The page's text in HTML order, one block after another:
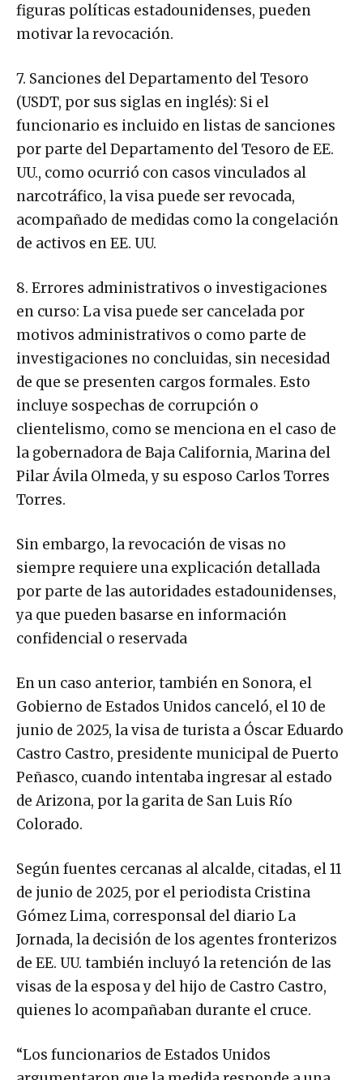
figuras políticas estadounidenses, pueden
motivar la revocación.
7. Sanciones del Departamento del Tesoro
(USDT, por sus siglas en inglés): Si el
funcionario es incluido en listas de sanciones
por parte del Departamento del Tesoro de EE.
UU., como ocurrió con casos vinculados al
narcotráfico, la visa puede ser revocada,
acompañado de medidas como la congelación
de activos en EE. UU.
8. Errores administrativos o investigaciones
en curso: La visa puede ser cancelada por
motivos administrativos o como parte de
investigaciones no concluidas, sin necesidad
de que se presenten cargos formales. Esto
incluye sospechas de corrupción o
clientelismo, como se menciona en el caso de
la gobernadora de Baja California, Marina del
Pilar Ávila Olmeda, y su esposo Carlos Torres
Torres.
Sin embargo, la revocación de visas no
siempre requiere una explicación detallada
por parte de las autoridades estadounidenses,
ya que pueden basarse en información
confidencial o reservada
En un caso anterior, también en Sonora, el
Gobierno de Estados Unidos canceló, el 10 de
junio de 2025, la visa de turista a Óscar Eduardo
Castro Castro, presidente municipal de Puerto
Peñasco, cuando intentaba ingresar al estado
de Arizona, por la garita de San Luis Río
Colorado.
Según fuentes cercanas al alcalde, citadas, el 11
de junio de 2025, por el periodista Cristina
Gómez Lima, corresponsal del diario La
Jornada, la decisión de los agentes fronterizos
de EE. UU. también incluyó la retención de las
visas de la esposa y del hijo de Castro Castro,
quienes lo acompañaban durante el cruce.
“Los funcionarios de Estados Unidos